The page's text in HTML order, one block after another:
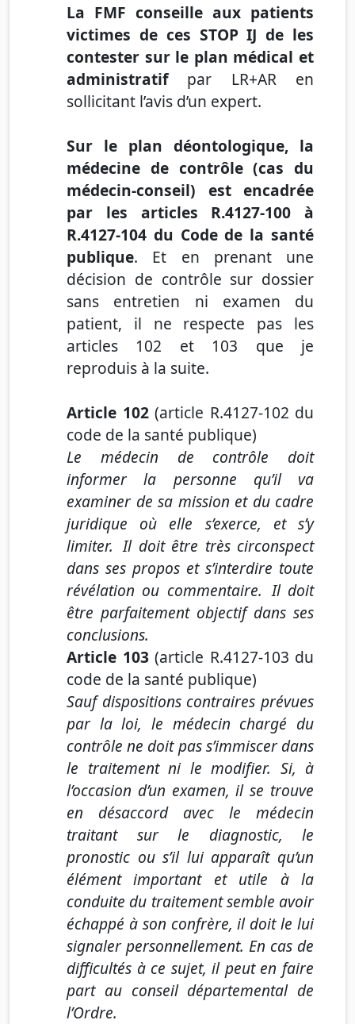
La FMF conseille aux patients
victimes de ces STOP IJ de les
contester sur le plan médical et
administratifpar LR+AR en
sollicitant l’avis d’un expert.
Sur le plan déontologique, la
médecine de contrôle (cas du
médecin-conseil) est encadrée
par les articles R.4127-100 à
R.4127-104 du Code de la santé
publique. Et en prenant une
décision de contrôle sur dossier
sans entretien ni examen du
patient, il ne respecte pas les
articles 102 et 103 que je
reproduis à la suite.
Article 102(article R.4127-102 du
code de la santé publique)
Le médecin de contrôle doit
informer la personne qu’il va
examiner de sa mission et du cadre
juridique où elle s’exerce, et s’y
limiter. Il doit être très circonspect
dans ses propos et s’interdire toute
révélation ou commentaire. Il doit
être parfaitement objectif dans ses
conclusions.
Article 103(article R.4127-103 du
code de la santé publique)
Sauf dispositions contraires prévues
par la loi, le médecin chargé du
contrôle ne doit pas s’immiscer dans
le traitement ni le modifier. Si, à
l’occasion d’un examen, il se trouve
en désaccord avec le médecin
traitant sur le diagnostic, le
pronostic ou s’il lui apparaît qu’un
élément important et utile à la
conduite du traitement semble avoir
échappé à son confrère, il doit le lui
signaler personnellement. En cas de
difficultés à ce sujet, il peut en faire
part au conseil départemental de
l’Ordre.